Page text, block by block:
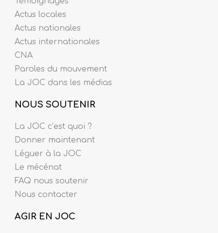
Actus locales
Actus nationales
Actus internationales
CNA
Paroles du mouvement
La JOC dans les médias
NOUS SOUTENIR
La JOC c’est quoi ?
Donner maintenant
Léguer à la JOC
Le mécénat
FAQ nous soutenir
Nous contacter
AGIR EN JOC